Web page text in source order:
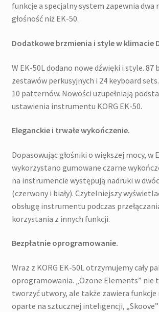
funkcje a specjalny system zapewnia dwa
głośność niż EK-50.
Dodatkowe brzmienia i style w klimacie
W EK-50L dodano nowe dźwięki i style. 87
zestawów perkusyjnych i 24 keyboard
10 patternów. Nowości uzupełniają
ustawienia instrumentu KORG EK-50.
Eleganckie i trwałe wykończenie.
Dopasowując głośniki o większej mocy, w
wykorzystano gumowane czarne
na instrumencie występują nadruki w
(czerwony i biały). Czytelniejszy
obsługę instrumentu podczas
korzystania z innych funkcji.
Bezpłatnie oprogramowanie.
Wraz z KORG EK-50L otrzymujemy cały
oprogramowania. „Ozone Elements” nie
tworzyć utwory, ale także zawiera
oparte na sztucznej inteligencji,